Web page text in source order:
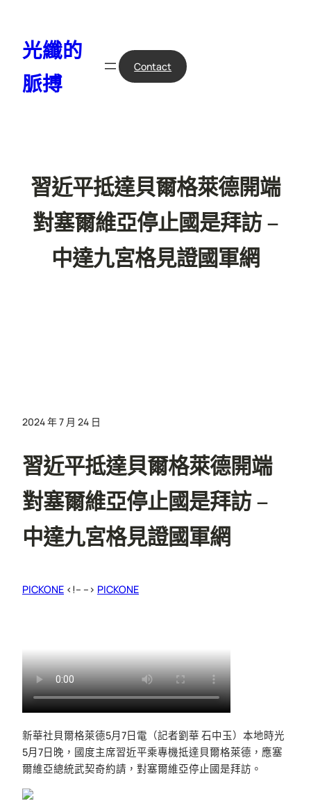
光纖的
脈搏
Contact
習近平抵達貝爾格萊德開端
對塞爾維亞停止國是拜訪 –
中達九宮格見證國軍網
2024 年 7 月 24 日
習近平抵達貝爾格萊德開端
對塞爾維亞停止國是拜訪 –
中達九宮格見證國軍網
PICKONE <!– –> PICKONE
新華社貝爾格萊德5月7日電（記者劉華 石中玉）本地時光
5月7日晚，國度主席習近平乘專機抵達貝爾格萊德，應塞
爾維亞總統武契奇約請，對塞爾維亞停止國是拜訪。